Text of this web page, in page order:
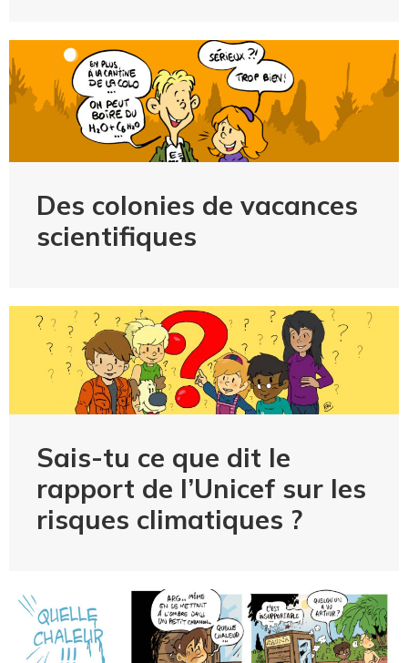
Des colonies de vacances
scientifiques
Sais-tu ce que dit le
rapport de l’Unicef sur les
risques climatiques ?